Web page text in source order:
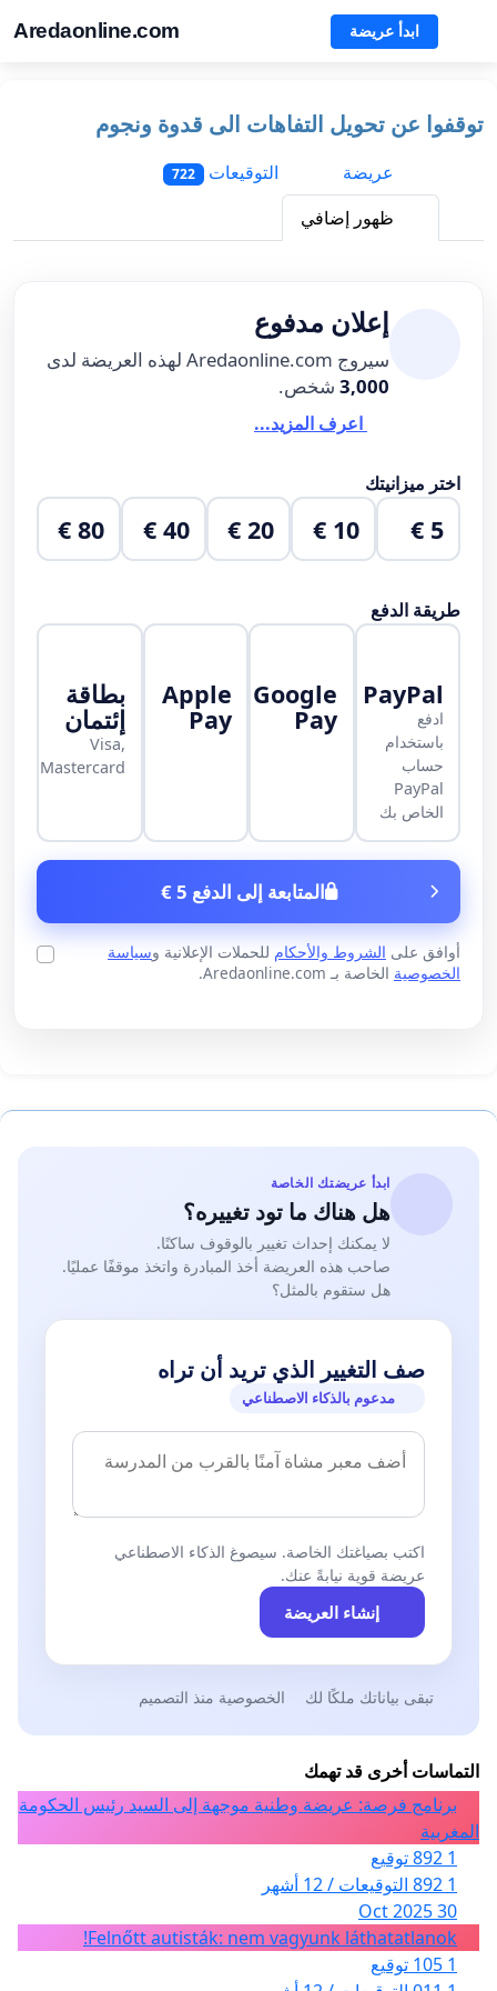
Aredaonline.com ابدأ عريضة
توقفوا عن تحويل التفاهات الى قدوة ونجوم
عريضة
التوقيعات 722
ظهور إضافي
إعلان مدفوع
سيروج Aredaonline.com لهذه العريضة لدى
3,000 شخص.
اعرف المزيد...
اختر ميزانيتك
5 €
10 €
20 €
40 €
80 €
طريقة الدفع
PayPal
ادفع
باستخدام
حساب
PayPal
الخاص بك
Google
Pay
Apple
Pay
بطاقة
إئتمان
Visa,
Mastercard
المتابعة إلى الدفع 5 €
أوافق على الشروط والأحكام للحملات الإعلانية وسياسة
الخصوصية الخاصة بـ Aredaonline.com.
ابدأ عريضتك الخاصة
هل هناك ما تود تغييره؟
لا يمكنك إحداث تغيير بالوقوف ساكنًا.
صاحب هذه العريضة أخذ المبادرة واتخذ موقفًا عمليًا.
هل ستقوم بالمثل؟
صف التغيير الذي تريد أن تراه
مدعوم بالذكاء الاصطناعي
اكتب بصياغتك الخاصة. سيصوغ الذكاء الاصطناعي
عريضة قوية نيابةً عنك.
إنشاء العريضة
تبقى بياناتك ملكًا لك الخصوصية منذ التصميم
التماسات أخرى قد تهمك
برنامج فرصة: عريضة وطنية موجهة إلى السيد رئيس الحكومة
المغربية
1 892 توقيع
1 892 التوقيعات / 12 أشهر
30 Oct 2025
Felnőtt autisták: nem vagyunk láthatatlanok!
1 105 توقيع